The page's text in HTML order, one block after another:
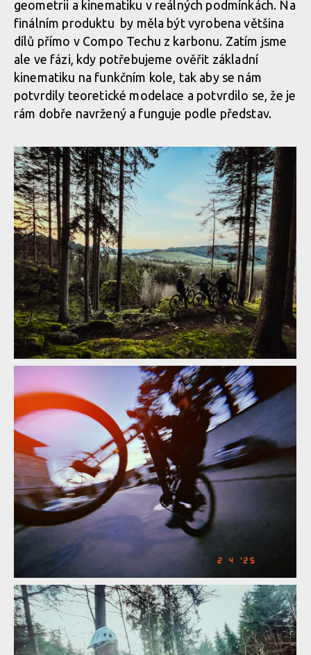
geometrii a kinematiku v reálných podmínkách. Na
finálním produktu by měla být vyrobena většina
dílů přímo v Compo Techu z karbonu. Zatím jsme
ale ve fázi, kdy potřebujeme ověřit základní
kinematiku na funkčním kole, tak aby se nám
potvrdily teoretické modelace a potvrdilo se, že je
rám dobře navržený a funguje podle představ.
Vojta Bláha přibližuje vývoj a testování highpivot prototypu
Vojta Bláha přibližuje vývoj a testování highpivot prototypu
CDuro HHP
Vojta Bláha přibližuje vývoj a testování highpivot prototypu
CDuro HHP
Vojta Bláha přibližuje vývoj a testování highpivot prototypu
CDuro HHP
Vojta Bláha přibližuje vývoj a testování highpivot prototypu
CDuro HHP